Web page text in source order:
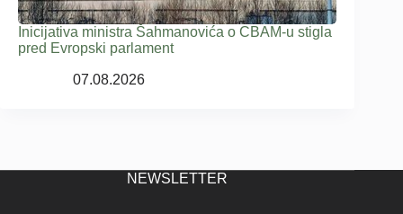
Inicijativa ministra Šahmanovića o CBAM-u stigla
pred Evropski parlament
07.08.2026
NEWSLETTER